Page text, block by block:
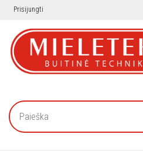
Prisijungti